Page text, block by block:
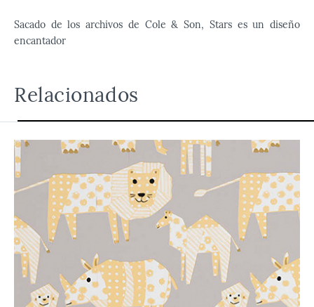
Sacado de los archivos de Cole & Son, Stars es un diseño
encantador
Relacionados